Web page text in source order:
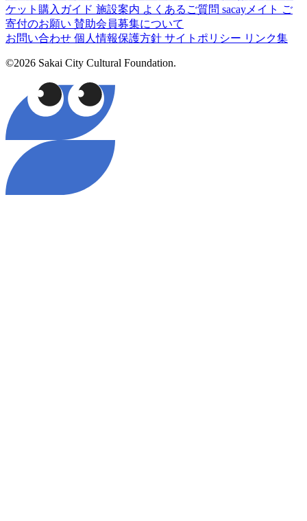
ケット購入ガイド 施設案内 よくあるご質問 sacayメイト ご
寄付のお願い 賛助会員募集について
お問い合わせ 個人情報保護方針 サイトポリシー リンク集
©2026 Sakai City Cultural Foundation.